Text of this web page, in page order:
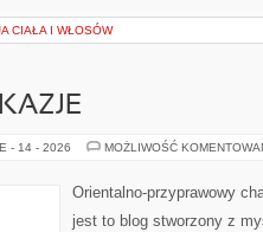
CIAŁA I WŁOSÓW
- 14 - 2026 MOŻLIWOŚĆ
Orientalno-przyprawowy
jest to blog stworzony z